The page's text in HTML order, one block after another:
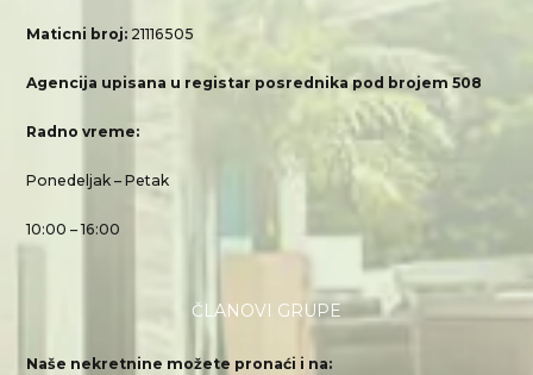
Maticni broj: 21116505
Agencija upisana u registar posrednika pod brojem 508
Radno vreme:
Ponedeljak – Petak
10:00 – 16:00
ČLANOVI GRUPE
Naše nekretnine možete pronaći i na: